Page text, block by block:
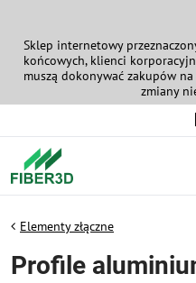
Sklep internetowy
końcowych, klienci
muszą dokonywać zakupów
zmiany
Elementy złączne
Profile